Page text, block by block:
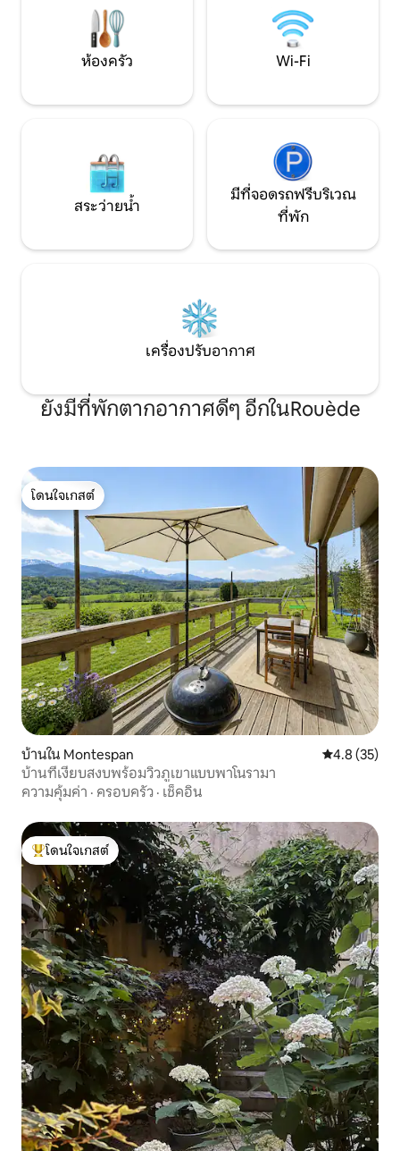
ห้องครัว Wi-Fi
สระว่ายน้ำ
มีที่จอดรถฟรีบริเวณ
ที่พัก
เครื่องปรับอากาศ
ยังมีที่พักตากอากาศดีๆ อีกในRouède
โดนใจเกสต์
โดนใจเกสต์
บ้านใน Montespan คะแนนเฉลี่ย
4.8 (35)
บ้านที่เงียบสงบพร้อมวิวภูเขาแบบพาโนรามา
ความคุ้มค่า · ครอบครัว · เช็คอิน
โดนใจเกสต์ที่สุด
โดนใจเกสต์